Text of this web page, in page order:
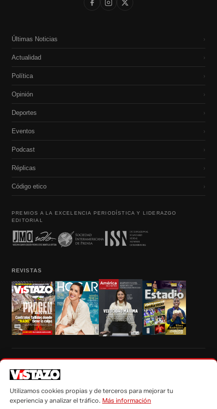
Últimas Noticias ›
Actualidad ›
Política ›
Opinión ›
Deportes ›
Eventos ›
Podcast ›
Réplicas ›
Código etico ›
PREMIOS A LA EXCELENCIA PERIODÍSTICA Y LIDERAZGO
EDITORIAL
REVISTAS
autorización escrita de su titular, de todos los contenidos de Vistazo.com.
Utilizamos cookies propias y de terceros para mejorar tu
experiencia y analizar el tráfico. Más información